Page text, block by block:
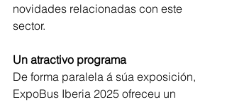
novidades relacionadas con este
sector.
Un atractivo programa
De forma paralela á súa exposición,
ExpoBus Iberia 2025 ofreceu un